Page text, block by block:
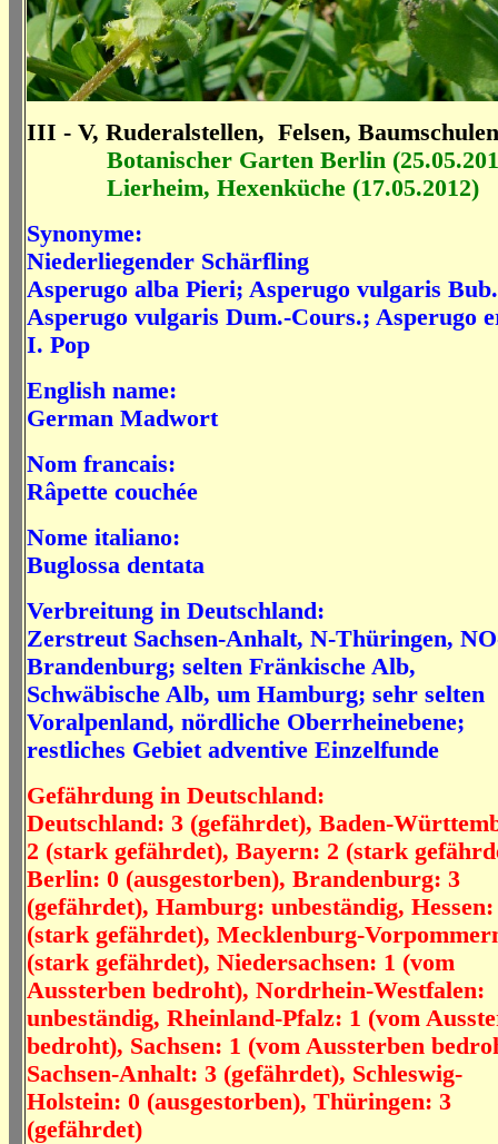
III - V, Ruderalstellen, Felsen, Baumschulen
Botanischer Garten Berlin
Lierheim, Hexenküche (17.05.2012)
Synonyme:
Niederliegender Schärfling
Asperugo alba Pieri; Asperugo vulgaris
Asperugo vulgaris Dum.-Cours.; Asperugo
I. Pop
English name:
German Madwort
Nom francais:
Râpette couchée
Nome italiano:
Buglossa dentata
Verbreitung in Deutschland:
Zerstreut Sachsen-Anhalt, N-Thüringen,
Brandenburg; selten Fränkische Alb,
Schwäbische Alb, um Hamburg; sehr selten
Voralpenland, nördliche Oberrheinebene;
restliches Gebiet adventive Einzelfunde
Gefährdung in Deutschland:
Deutschland: 3 (gefährdet), Baden-
2 (stark gefährdet), Bayern: 2 (stark
Berlin: 0 (ausgestorben), Brandenburg: 3
(gefährdet), Hamburg: unbeständig, Hessen:
(stark gefährdet), Mecklenburg-
(stark gefährdet), Niedersachsen: 1 (vom
Aussterben bedroht), Nordrhein-Westfalen:
unbeständig, Rheinland-Pfalz: 1 (vom
bedroht), Sachsen: 1 (vom Aussterben
Sachsen-Anhalt: 3 (gefährdet), Schleswig-
Holstein: 0 (ausgestorben), Thüringen: 3
(gefährdet)